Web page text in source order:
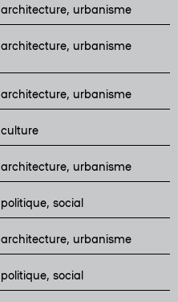
architecture, urbanisme
architecture, urbanisme
architecture, urbanisme
culture
architecture, urbanisme
politique, social
architecture, urbanisme
politique, social